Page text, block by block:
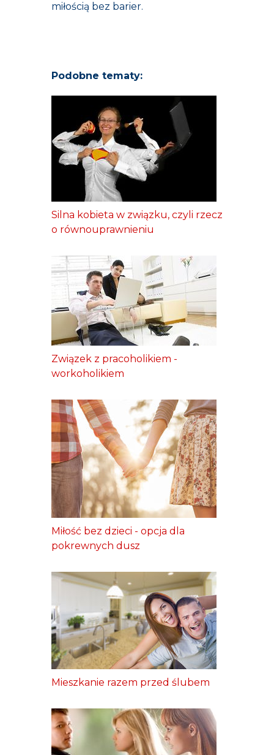
miłością bez barier.
Podobne tematy:
Silna kobieta w związku, czyli rzecz
o równouprawnieniu
Związek z pracoholikiem -
workoholikiem
Miłość bez dzieci - opcja dla
pokrewnych dusz
Mieszkanie razem przed ślubem